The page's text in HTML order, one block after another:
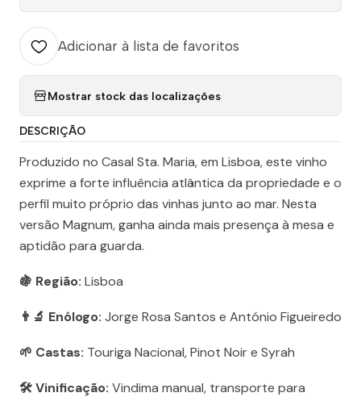
Adicionar à lista de favoritos
Mostrar stock das localizações
DESCRIÇÃO
Produzido no Casal Sta. Maria, em Lisboa, este vinho
exprime a forte influência atlântica da propriedade e o
perfil muito próprio das vinhas junto ao mar. Nesta
versão Magnum, ganha ainda mais presença à mesa e
aptidão para guarda.
🍇 Região: Lisboa
👨‍🔬 Enólogo: Jorge Rosa Santos e António Figueiredo
🌱 Castas: Touriga Nacional, Pinot Noir e Syrah
🛠️ Vinificação: Vindima manual, transporte para